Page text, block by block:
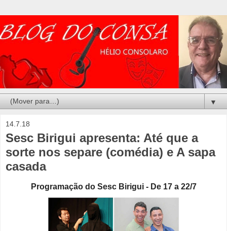
▼
14.7.18
Sesc Birigui apresenta: Até que a
sorte nos separe (comédia) e A sapa
casada
Programação do Sesc Birigui - De 17 a 22/7